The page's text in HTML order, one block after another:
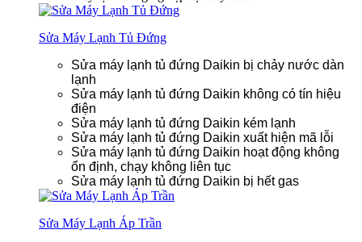
Sửa Máy Lạnh Tủ Đứng
Sửa máy lạnh tủ đứng Daikin bị chảy nước dàn
lạnh
Sửa máy lạnh tủ đứng Daikin không có tín hiệu
điện
Sửa máy lạnh tủ đứng Daikin kém lạnh
Sửa máy lạnh tủ đứng Daikin xuất hiện mã lỗi
Sửa máy lạnh tủ đứng Daikin hoạt động không
ổn định, chạy không liên tục
Sửa máy lạnh tủ đứng Daikin bị hết gas
Sửa Máy Lạnh Áp Trần